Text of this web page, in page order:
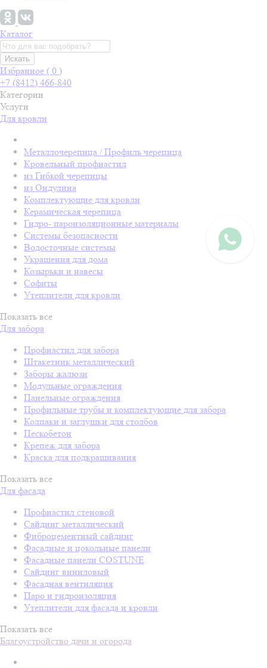
Каталог
Искать
Избранное ( 0 )
+7 (8412) 466-840
Категории
Услуги
Для кровли
Металлочерепица / Профиль черепица
Кровельный профнастил
из Гибкой черепицы
из Ондулина
Комплектующие для кровли
Керамическая черепица
Гидро- пароизоляционные материалы
Системы безопасности
Водосточные системы
Украшения для дома
Козырьки и навесы
Софиты
Утеплители для кровли
Показать все
Для забора
Профнастил для забора
Штакетник металлический
Заборы жалюзи
Модульные ограждения
Панельные ограждения
Профильные трубы и комплектующие для забора
Колпаки и заглушки для столбов
Пескобетон
Крепеж для забора
Краска для подкрашивания
Показать все
Для фасада
Профнастил стеновой
Сайдинг металлический
Фиброцементный сайдинг
Фасадные и цокольные панели
Фасадные панели COSTUNE
Сайдинг виниловый
Фасадная вентиляция
Паро и гидроизоляция
Утеплители для фасада и кровли
Показать все
Благоустройство дачи и огорода